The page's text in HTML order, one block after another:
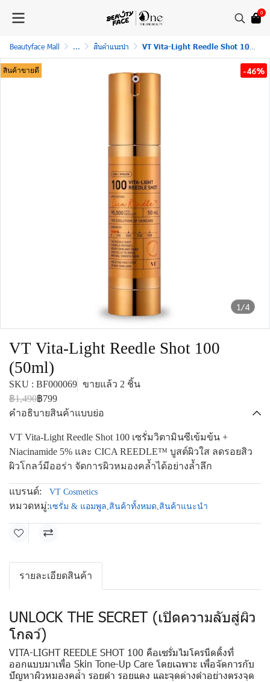
0
Beautyface Mall ... สินค้าแนะนำ VT Vita-Light Reedle Shot 100 (50ml)
1/4
สินค้าขายดี -46%
VT Vita-Light Reedle Shot 100
(50ml)
SKU : BF000069 ขายแล้ว 2 ชิ้น
฿1,490฿799
คำอธิบายสินค้าแบบย่อ
VT Vita-Light Reedle Shot 100 เซรั่มวิตามินซีเข้มข้น +
Niacinamide 5% และ CICA REEDLE™ บูสต์ผิวใส ลดรอยสิว
ผิวโกลว์มีออร่า จัดการผิวหมองคล้ำได้อย่างล้ำลึก
แบรนด์: VT Cosmetics
หมวดหมู่:เซรั่ม & แอมพูล,สินค้าทั้งหมด,สินค้าแนะนำ
รายละเอียดสินค้า
UNLOCK THE SECRET (เปิดความลับสู่ผิว
โกลว์)
VITA-LIGHT REEDLE SHOT 100 คือเซรั่มไมโครนีดดิ้งที่
ออกแบบมาเพื่อ Skin Tone-Up Care โดยเฉพาะ เพื่อจัดการกับ
ปัญหาผิวหมองคล้ำ รอยดำ รอยแดง และจุดด่างดำอย่างตรงจุด